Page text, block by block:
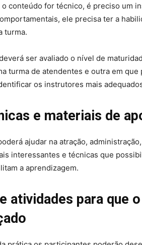
o conteúdo for técnico, é preciso um
ele precisa ter a
turma.
ser avaliado o nível de
turma de atendentes e outra em
os instrutores mais
e materiais de
ajudar na atração,
interessantes e técnicas que
a aprendizagem.
atividades para que